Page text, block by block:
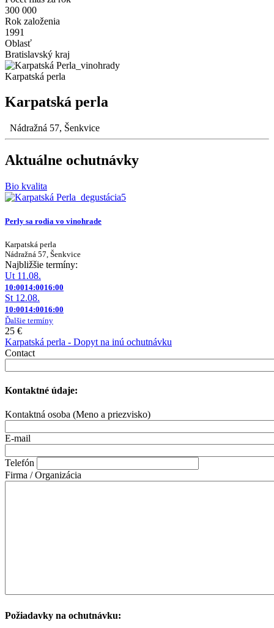
300 000
Rok založenia
1991
Oblasť
Bratislavský kraj
Karpatská perla
Karpatská perla
Nádražná 57, Šenkvice
Aktuálne ochutnávky
Bio kvalita
Perly sa rodia vo vinohrade
Karpatská perla
Nádražná 57, Šenkvice
Najbližšie termíny:
Ut 11.08.
10:0014:0016:00
St 12.08.
10:0014:0016:00
Ďalšie termíny
25 €
Karpatská perla - Dopyt na inú ochutnávku
Contact
Kontaktné údaje:
Kontaktná osoba (Meno a priezvisko)
E-mail
Telefón
Firma / Organizácia
Požiadavky na ochutnávku: